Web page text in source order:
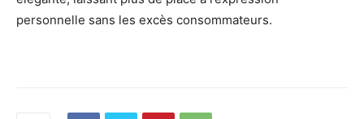
personnelle sans les excès consommateurs.